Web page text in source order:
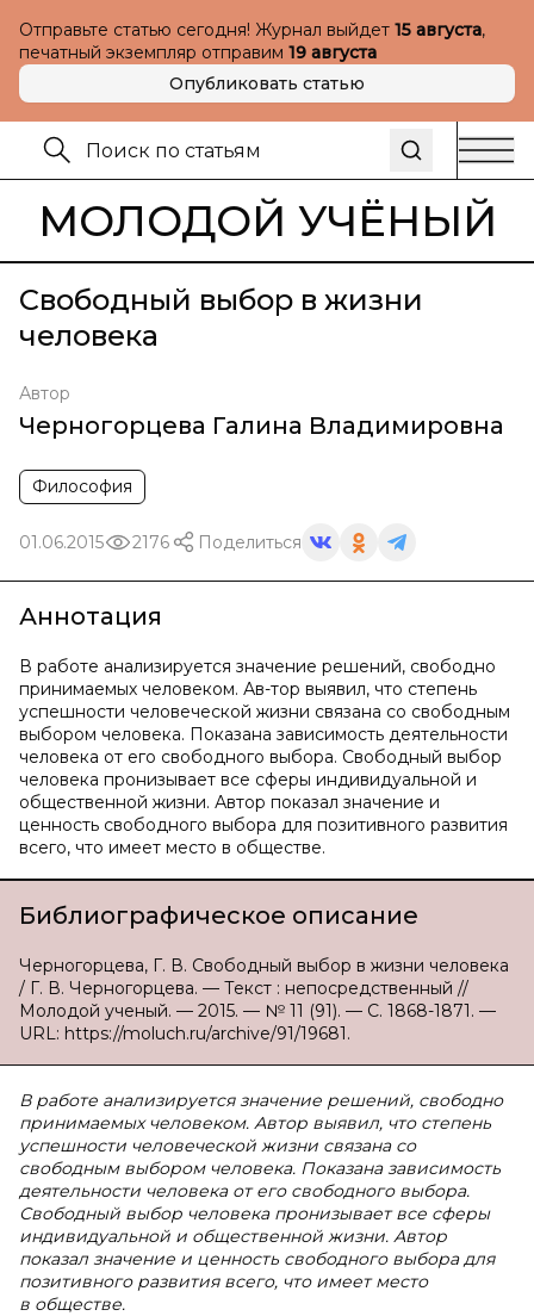
Отправьте статью сегодня! Журнал выйдет 15 августа,
печатный экземпляр отправим 19 августа
Опубликовать статью
МОЛОДОЙ УЧЁНЫЙ
Свободный выбор в жизни
человека
Автор
Черногорцева Галина Владимировна
Философия
01.06.2015 2176 Поделиться
Аннотация
В работе анализируется значение решений, свободно
принимаемых человеком. Ав-тор выявил, что степень
успешности человеческой жизни связана со свободным
выбором человека. Показана зависимость деятельности
человека от его свободного выбора. Свободный выбор
человека пронизывает все сферы индивидуальной и
общественной жизни. Автор показал значение и
ценность свободного выбора для позитивного развития
всего, что имеет место в обществе.
Библиографическое описание
Черногорцева, Г. В. Свободный выбор в жизни человека
/ Г. В. Черногорцева. — Текст : непосредственный //
Молодой ученый. — 2015. — № 11 (91). — С. 1868-1871. —
URL: https://moluch.ru/archive/91/19681.
В работе анализируется значение решений, свободно
принимаемых человеком. Автор выявил, что степень
успешности человеческой жизни связана со
свободным выбором человека. Показана зависимость
деятельности человека от его свободного выбора.
Свободный выбор человека пронизывает все сферы
индивидуальной и общественной жизни. Автор
показал значение и ценность свободного выбора для
позитивного развития всего, что имеет место
в обществе.